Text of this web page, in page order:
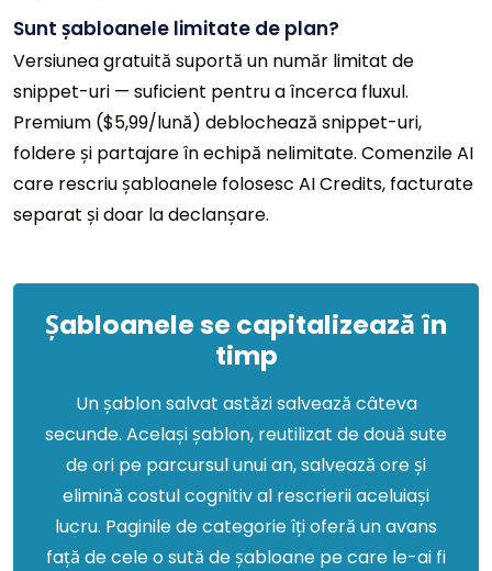
Sunt șabloanele limitate de plan?
Versiunea gratuită suportă un număr limitat de
snippet-uri — suficient pentru a încerca fluxul.
Premium ($5,99/lună) deblochează snippet-uri,
foldere și partajare în echipă nelimitate. Comenzile AI
care rescriu șabloanele folosesc AI Credits, facturate
separat și doar la declanșare.
Șabloanele se capitalizează în
timp
Un șablon salvat astăzi salvează câteva
secunde. Același șablon, reutilizat de două sute
de ori pe parcursul unui an, salvează ore și
elimină costul cognitiv al rescrierii aceluiași
lucru. Paginile de categorie îți oferă un avans
față de cele o sută de șabloane pe care le-ai fi